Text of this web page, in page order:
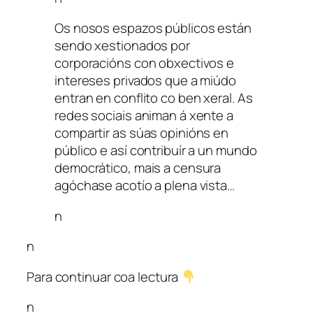
Os nosos espazos públicos están
sendo xestionados por
corporacións con obxectivos e
intereses privados que a miúdo
entran en conflito co ben xeral. As
redes sociais animan á xente a
compartir as súas opinións en
público e así contribuír a un mundo
democrático, mais a censura
agóchase acotío a plena vista…
n
n
Para continuar coa lectura
n